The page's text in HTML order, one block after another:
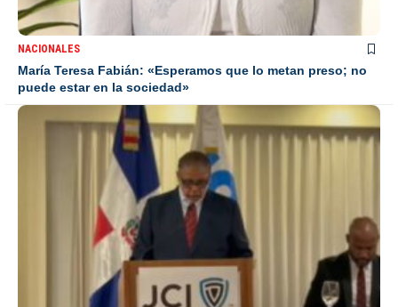
NACIONALES
María Teresa Fabián: «Esperamos que lo metan preso; no
puede estar en la sociedad»